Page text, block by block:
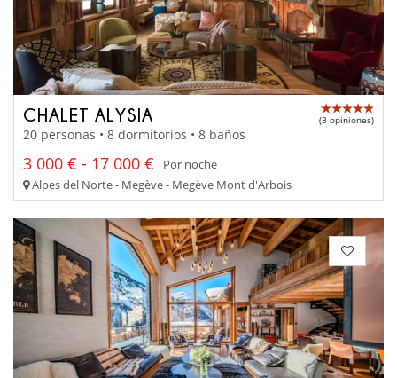
CHALET ALYSIA (3 opiniones)
20 personas • 8 dormitorios • 8 baños
3 000 € - 17 000 €
Por noche
Alpes del Norte - Megève - Megève Mont d'Arbois